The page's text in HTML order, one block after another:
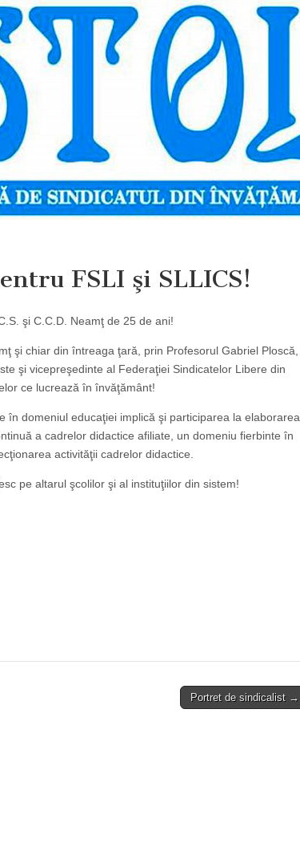
FSLI şi SLLICS!
şi C.C.D. Neamţ de 25 de ani!
şi chiar din întreaga ţară, prin Profesorul Gabriel Ploscă,
şi vicepreşedinte al Federaţiei Sindicatelor Libere din
ce lucrează în învăţământ!
domeniul educaţiei implică şi participarea la elaborarea
a cadrelor didactice afiliate, un domeniu fierbinte în
activităţii cadrelor didactice.
pe altarul şcolilor şi al instituţiilor din sistem!
Portret de sindicalist →